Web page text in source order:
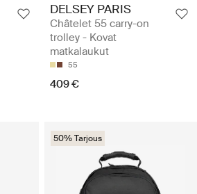
DELSEY PARIS
Châtelet 55 carry-on
trolley - Kovat
matkalaukut
55
409 €
50% Tarjous